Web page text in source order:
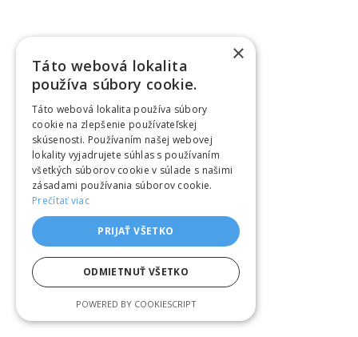
×
Táto webová lokalita
používa súbory cookie.
Táto webová lokalita používa súbory
cookie na zlepšenie používateľskej
skúsenosti. Používaním našej webovej
lokality vyjadrujete súhlas s používaním
všetkých súborov cookie v súlade s našimi
zásadami používania súborov cookie.
Prečítať viac
PRIJAŤ VŠETKO
ODMIETNUŤ VŠETKO
POWERED BY COOKIESCRIPT